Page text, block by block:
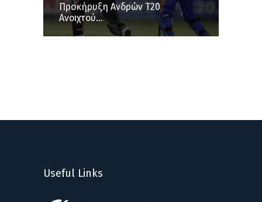
Προκήρυξη Ανδρών Τ20
Ανοιχτού...
Useful Links